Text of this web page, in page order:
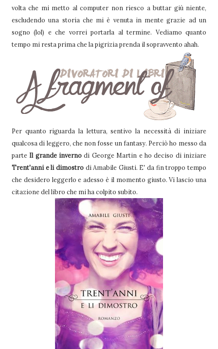
volta che mi metto al computer non riesco a buttar giù niente,
escludendo una storia che mi è venuta in mente grazie ad un
sogno (lol) e che vorrei portarla al termine. Vediamo quanto
tempo mi resta prima che la pigrizia prenda il sopravvento ahah.
Per quanto riguarda la lettura, sentivo la necessità di iniziare
qualcosa di leggero, che non fosse un fantasy. Perciò ho messo da
parte Il grande invernodi George Martin e ho deciso di iniziare
Trent'anni e li dimostrodi Amabile Giusti. E' da fin troppo tempo
che desidero leggerlo e adesso è il momento giusto. Vi lascio una
citazione del libro che mi ha colpito subito.